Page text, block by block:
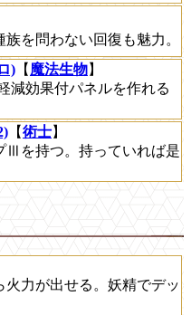
を問わない回復も魅力。
) 【 魔法生物】
減効果付パネルを作れる
【術士】
Ⅲを持つ。持っていれば是
力が出せる。妖精でデッ